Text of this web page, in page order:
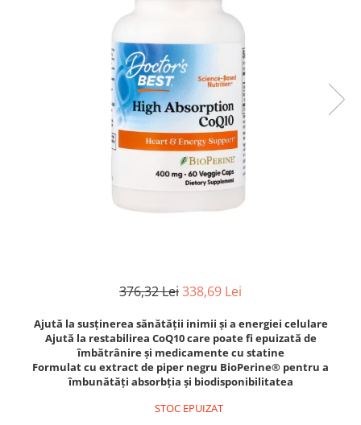
Purovitalis
Quicksilver Scientific
Sanct Bernhard
376,32 Lei338,69 Lei
Ajută la susținerea sănătății inimii și a energiei celulare
Ajută la restabilirea CoQ10 care poate fi epuizată de
îmbătrânire și medicamente cu statine
Formulat cu extract de piper negru BioPerine® pentru a
îmbunătăți absorbția și biodisponibilitatea
STOC EPUIZAT